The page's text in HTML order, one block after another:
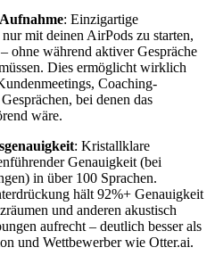
: Einzigartige
mit deinen AirPods zu starten,
ohne während aktiver Gespräche
Dies ermöglicht wirklich
Coaching-
bei denen das
wäre.
: Kristallklare
Genauigkeit (bei
in über 100 Sprachen.
hält 92%+ Genauigkeit
und anderen akustisch
aufrecht – deutlich besser als
und Wettbewerber wie Otter.ai.